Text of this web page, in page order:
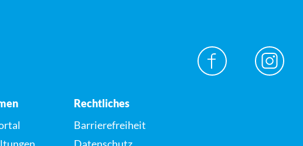
Rechtliches
Barrierefreiheit